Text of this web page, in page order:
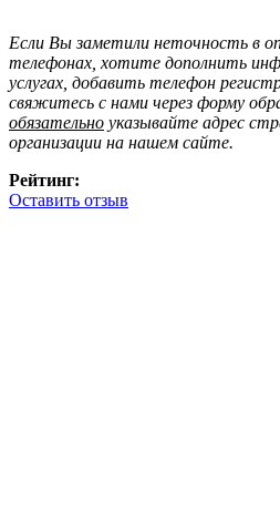
Если Вы заметили неточность в
телефонах, хотите дополнить
услугах, добавить телефон
свяжитесь с нами через форму
обязательно указывайте адрес
организации на нашем сайте.
Рейтинг:
Оставить отзыв